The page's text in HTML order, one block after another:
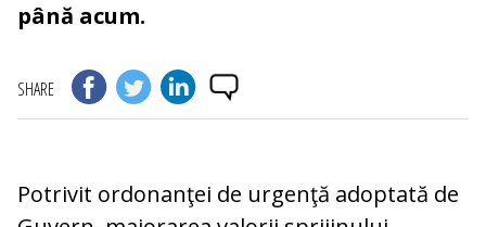
până acum.
SHARE
Potrivit ordonanţei de urgenţă adoptată de